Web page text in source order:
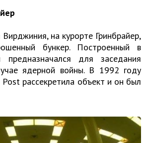
на курорте Гринбрайер,
бункер. Построенный в
для заседания
ядерной войны. В 1992 году
Post рассекретила объект и он был